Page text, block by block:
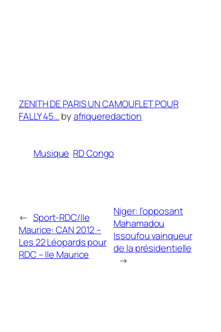
ZENITH DE PARIS UN CAMOUFLET POUR
FALLY 45… byafriqueredaction
Musique RD Congo
← Sport-RDC/Ile
Maurice: CAN 2012 –
Les 22 Léopards pour
RDC – Ile Maurice
Niger: l’opposant
Mahamadou
Issoufou vainqueur
de la présidentielle
→